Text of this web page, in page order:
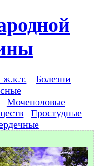
ж.к.т.
Болезни
Мочеполовые
Простудные